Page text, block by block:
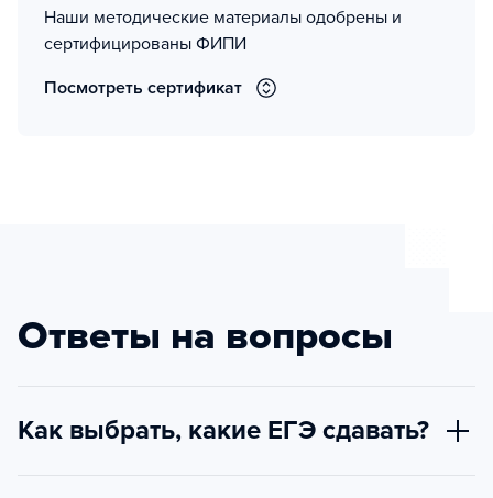
Наши методические материалы одобрены и
сертифицированы ФИПИ
Посмотреть сертификат
Ответы на вопросы
Как выбрать, какие ЕГЭ сдавать?